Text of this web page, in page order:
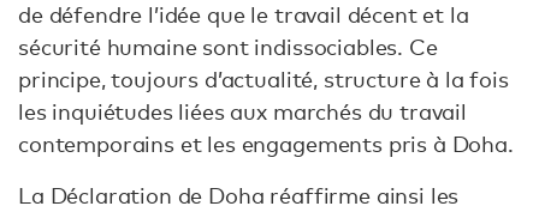
de défendre l’idée que le travail décent et la
sécurité humaine sont indissociables. Ce
principe, toujours d’actualité, structure à la fois
les inquiétudes liées aux marchés du travail
contemporains et les engagements pris à Doha.
La Déclaration de Doha réaffirme ainsi les